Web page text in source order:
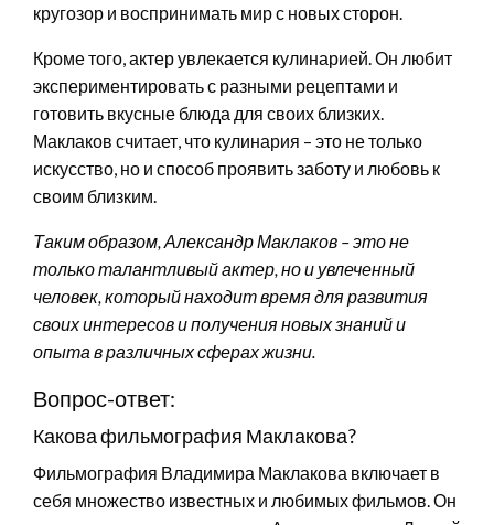
кругозор и воспринимать мир с новых сторон.
Кроме того, актер увлекается кулинарией. Он любит
экспериментировать с разными рецептами и
готовить вкусные блюда для своих близких.
Маклаков считает, что кулинария – это не только
искусство, но и способ проявить заботу и любовь к
своим близким.
Таким образом, Александр Маклаков – это не
только талантливый актер, но и увлеченный
человек, который находит время для развития
своих интересов и получения новых знаний и
опыта в различных сферах жизни.
Вопрос-ответ:
Какова фильмография Маклакова?
Фильмография Владимира Маклакова включает в
себя множество известных и любимых фильмов. Он